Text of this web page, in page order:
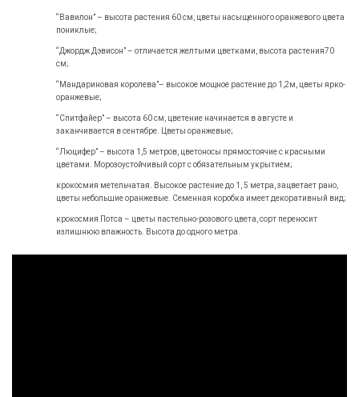
“Вавилон” – высота растения 60 см, цветы насыщенного оранжевого цвета
пониклые;
“Джордж Дэвисон” – отличается желтыми цветками, высота растения70
см;
“Мандариновая королева”– высокое мощное растение до 1,2м, цветы ярко-
оранжевые;
“Спитфайер” – высота 60 см, цветение начинается в августе и
заканчивается в сентябре. Цветы оранжевые;
“Люцифер” – высота 1,5 метров, цветоносы прямостоячие с красными
цветами. Морозоустойчивый сорт с обязательным укрытием;
крокосмия метельчатая. Высокое растение до 1, 5 метра, зацветает рано,
цветы небольшие оранжевые. Семенная коробка имеет декоративный вид;
крокосмия Потса – цветы пастельно-розового цвета, сорт переносит
излишнюю влажность. Высота до одного метра.